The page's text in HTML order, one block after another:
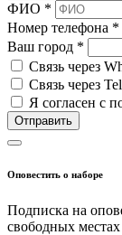
ФИО *
Номер телефона *
Ваш город *
Cвязь через
Cвязь через
Я согласен с
Отправить
Оповестить о наборе
Подписка на
свободных